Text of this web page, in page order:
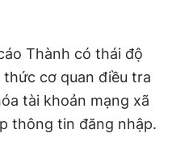
Thành có thái độ
cơ quan điều tra
tài khoản mạng xã
thông tin đăng nhập.